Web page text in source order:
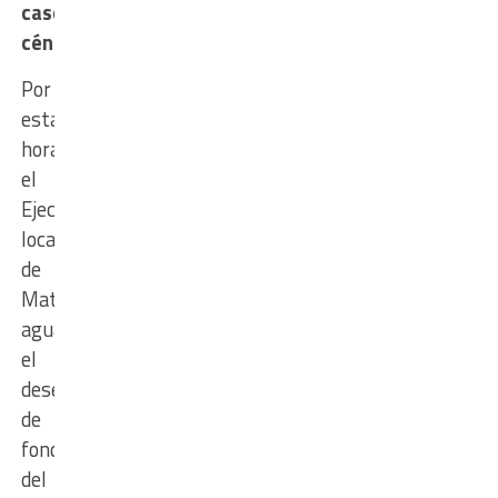
casco
céntrico
Por
estas
horas
el
Ejecutivo
local
de
Matilde
aguarda
el
desembolso
de
fondos
del